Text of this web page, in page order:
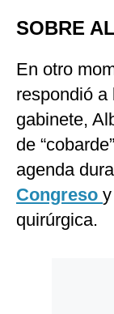
SOBRE
En otro
respondió a
gabinete,
de
agenda
Congreso
quirúrgica.